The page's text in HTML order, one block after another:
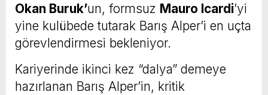
Okan Buruk’un, formsuz Mauro Icardi’yi
yine kulübede tutarak Barış Alper’i en uçta
görevlendirmesi bekleniyor.
Kariyerinde ikinci kez “dalya” demeye
hazırlanan Barış Alper’in, kritik